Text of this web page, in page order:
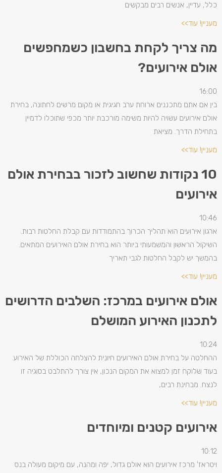
כלל, עדיין, אנשים רבים מבקשים
מעניין! עוד>>
מה צריך לקחת בחשבון כשמחפשים
אולם אירועים?
16:00
בין אם אתם מתכננים ארוחת ערב חגיגית או מקום מרשים לחתונה, בחירת
אולם אירועים עשויה להיות משימה מורכבת יותר מכפי שתוכלו לדמיין
בתחילת הדרך. מציאת
מעניין! עוד>>
10 נקודות שחשוב לזכור בבחירת אולם
אירועים
10:46
ארגון אירועים הוא תהליך הכרוך בהתמודדות עם קבלת החלטות רבות.
השיקול הראשון והמשמעותי ביותר הוא בחירת אולם האירועים המתאים.
בהמשך יש לקבל החלטות לגבי תאריך
מעניין! עוד>>
אולם אירועים במרכז: השלבים הדרושים
לתכנון האירוע המושלם
10:24
ההחלטה על בחירת אולם האירועים חיונית להצלחה הכוללת של האירוע.
בעוד שלוקח זמן למצוא את המקום הנכון, אין צורך להתלבט בסוגיה זו
לנצח. מבחינת רבים,
מעניין! עוד>>
אירועים קטנים ומיוחדים
10:12
ויטראז' מרכז אירועים הוא אולם גדול, יפה ומהנה, עם מיקום מעולה בנס